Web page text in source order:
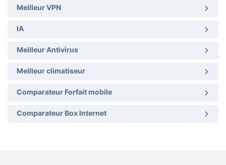
Meilleur VPN
IA
Meilleur Antivirus
Meilleur climatiseur
Comparateur Forfait mobile
Comparateur Box Internet